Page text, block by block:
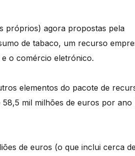
próprios) agora propostas pela
de tabaco, um recurso
o comércio eletrónico.
elementos do pacote de
mil milhões de euros por ano
de euros (o que inclui cerca